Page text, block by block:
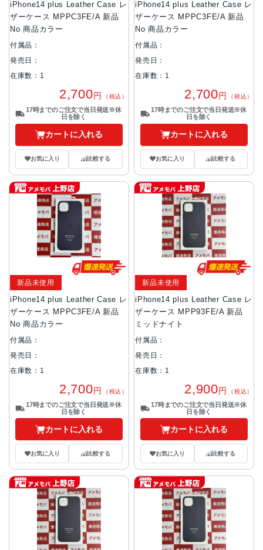
iPhone14 plus Leather Case レ
ザーケース MPPC3FE/A 新品
No 商品カラー
付属品：
発売日：
在庫数：1
2,700円 （税込）
17時までのご注文で当日発送※休
日を除く
カートに入れる
お気に入り 比較する
iPhone14 plus Leather Case レ
ザーケース MPPC3FE/A 新品
No 商品カラー
付属品：
発売日：
在庫数：1
2,700円 （税込）
17時までのご注文で当日発送※休
日を除く
カートに入れる
お気に入り 比較する
iPhone14 plus Leather Case レ
ザーケース MPPC3FE/A 新品
No 商品カラー
新品未使用
付属品：
発売日：
在庫数：1
2,700円 （税込）
17時までのご注文で当日発送※休
日を除く
カートに入れる
お気に入り 比較する
iPhone14 plus Leather Case レ
ザーケース MPP93FE/A 新品
ミッドナイト
新品未使用
付属品：
発売日：
在庫数：1
2,900円 （税込）
17時までのご注文で当日発送※休
日を除く
カートに入れる
お気に入り 比較する